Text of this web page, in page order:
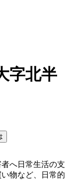
字北半
へ日常生活の支
物など、日常的